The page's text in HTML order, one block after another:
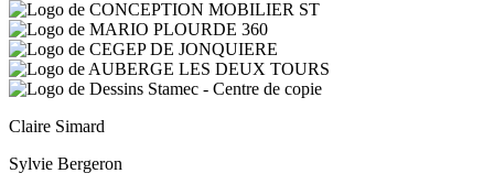
Claire Simard
Sylvie Bergeron